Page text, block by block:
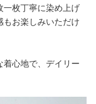
一枚丁寧に染め上げ
もお楽しみいただけ
着心地で、デイリー